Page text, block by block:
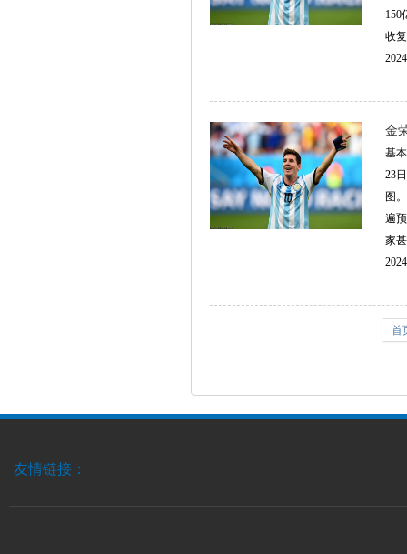
150
收
金
基
23
图
遍
家
首
友情链接：